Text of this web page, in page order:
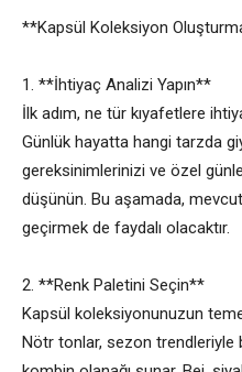
**Kapsül Koleksiyon
1. **İhtiyaç Analizi Yapın**
İlk adım, ne tür kıyafetlere
Günlük hayatta hangi tarzda
gereksinimlerinizi ve özel
düşünün. Bu aşamada,
geçirmek de faydalı olacaktır.
2. **Renk Paletini Seçin**
Kapsül koleksiyonunuzun
Nötr tonlar, sezon trendleriyle